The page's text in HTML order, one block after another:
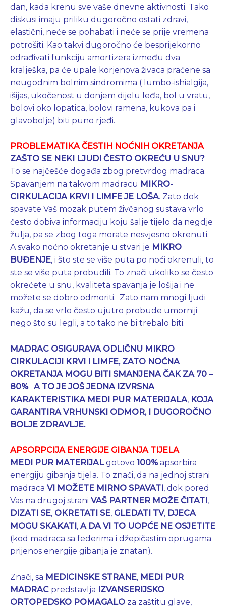
dan, kada krenu sve vaše dnevne aktivnosti. Tako
diskusi imaju priliku dugoročno ostati zdravi,
elastični, neće se pohabati i neće se prije vremena
potrošiti. Kao takvi dugoročno će besprijekorno
odrađivati funkciju amortizera između dva
kralješka, pa će upale korjenova živaca praćene sa
neugodnim bolnim sindromima ( lumbo-ishialgija,
išijas, ukočenost u donjem dijelu leđa, bol u vratu,
bolovi oko lopatica, bolovi ramena, kukova pa i
glavobolje) biti puno rjeđi.
PROBLEMATIKA ČESTIH NOĆNIH OKRETANJA
ZAŠTO SE NEKI LJUDI ČESTO OKREĆU U SNU?
To se najčešće događa zbog pretvrdog madraca.
Spavanjem na takvom madracu MIKRO-
CIRKULACIJA KRVI I LIMFE JE LOŠA. Zato dok
spavate Vaš mozak putem živčanog sustava vrlo
često dobiva informaciju koju šalje tijelo da negdje
žulja, pa se zbog toga morate nesvjesno okrenuti.
A svako noćno okretanje u stvari je MIKRO
BUĐENJE, i što ste se više puta po noći okrenuli, to
ste se više puta probudili. To znači ukoliko se često
okrećete u snu, kvaliteta spavanja je lošija i ne
možete se dobro odmoriti. Zato nam mnogi ljudi
kažu, da se vrlo često ujutro probude umorniji
nego što su legli, a to tako ne bi trebalo biti.
MADRAC OSIGURAVA ODLIČNU MIKRO
CIRKULACIJI KRVI I LIMFE, ZATO NOĆNA
OKRETANJA MOGU BITI SMANJENA ČAK ZA 70 –
80%. A TO JE JOŠ JEDNA IZVRSNA
KARAKTERISTIKA MEDI PUR MATERIJALA, KOJA
GARANTIRA VRHUNSKI ODMOR, I DUGOROČNO
BOLJE ZDRAVLJE.
APSORPCIJA ENERGIJE GIBANJA TIJELA
MEDI PUR MATERIJALgotovo 100%apsorbira
energiju gibanja tijela. To znači, da na jednoj strani
madraca VI MOŽETE MIRNO SPAVATI , dok pored
Vas na drugoj strani VAŠ PARTNER MOŽE ČITATI ,
DIZATI SE, OKRETATI SE, GLEDATI TV, DJECA
MOGU SKAKATI , A DA VI TO UOPĆE NE OSJETITE
(kod madraca sa federima i džepičastim oprugama
prijenos energije gibanja je znatan).
Znači, sa MEDICINSKE STRANE, MEDI PUR
MADRAC predstavlja IZVANSERIJSKO
ORTOPEDSKO POMAGALO za zaštitu glave,